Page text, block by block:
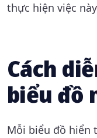
thực hiện việc
Cách
biểu đồ
Mỗi biểu đồ hiển